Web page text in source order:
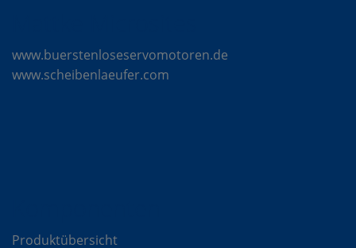
www.buerstenloseservomotoren.de
www.scheibenlaeufer.com
Produktübersicht